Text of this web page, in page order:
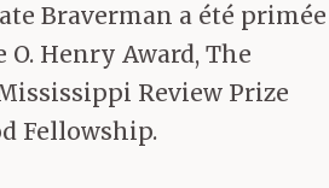
Braverman a été primée
Henry Award, The
Review Prize
Fellowship.